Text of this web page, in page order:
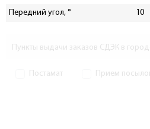
Передний угол, °
10
Пункты выдачи заказов СДЭК в
Постамат Прием